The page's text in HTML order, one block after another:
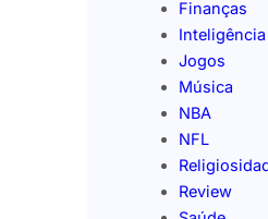
Finanças
Jogos
Música
NBA
NFL
Review